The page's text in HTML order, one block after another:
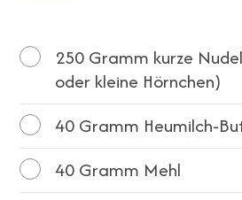
250 Gramm kurze
oder kleine Hörnchen)
40 Gramm Heumilch-
40 Gramm Mehl